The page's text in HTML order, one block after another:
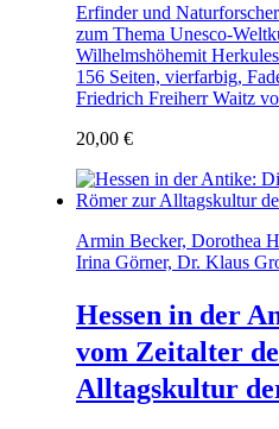
Erfinder und
zum Thema Unesco-
Wilhelmshöhemit
156 Seiten, vierfarbig,
Friedrich Freiherr Waitz
20,00 €
Armin Becker, Dorothea
Irina Görner, Dr. Klaus
Hessen in der
vom Zeitalter
Alltagskultur